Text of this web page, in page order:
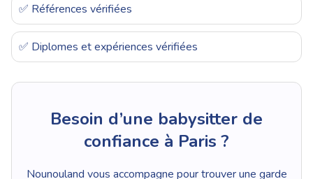
✅ Références vérifiées
✅ Diplomes et expériences vérifiées
Besoin d’une babysitter de
confiance à Paris ?
Nounouland vous accompagne pour trouver une garde